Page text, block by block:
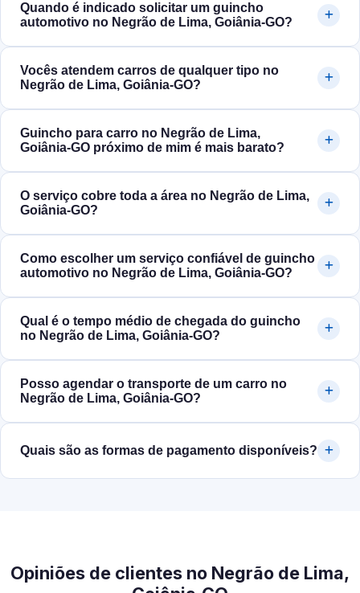
Quando é indicado solicitar um guincho
automotivo no Negrão de Lima, Goiânia‑GO?
Vocês atendem carros de qualquer tipo no
Negrão de Lima, Goiânia‑GO?
Guincho para carro no Negrão de Lima,
Goiânia‑GO próximo de mim é mais barato?
O serviço cobre toda a área no Negrão de Lima,
Goiânia‑GO?
Como escolher um serviço confiável de guincho
automotivo no Negrão de Lima, Goiânia‑GO?
Qual é o tempo médio de chegada do guincho
no Negrão de Lima, Goiânia‑GO?
Posso agendar o transporte de um carro no
Negrão de Lima, Goiânia‑GO?
Quais são as formas de pagamento disponíveis?
Opiniões de clientes no Negrão de Lima,